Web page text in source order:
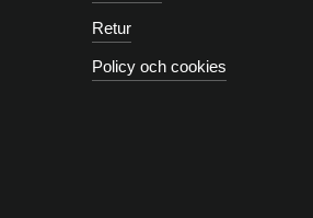
Retur
Policy och cookies